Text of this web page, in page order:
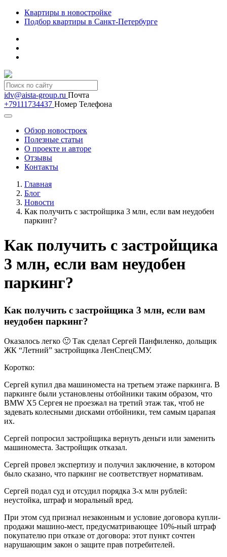
Квартиры в новостройке
Подбор квартиры в Санкт-Петербурге
idv@aista-group.ru Почта
+79111734437 Номер Телефона
Обзор новостроек
Полезные статьи
О проекте и авторе
Отзывы
Контакты
Главная
Блог
Новости
Как получить с застройщика 3 млн, если вам неудобен
паркинг?
Как получить с застройщика
3 млн, если вам неудобен
паркинг?
Как получить с застройщика 3 млн, если вам
неудобен паркинг?
Оказалось легко 🙂 Так сделал Сергей Панфиленко, дольщик
ЖК “Летний” застройщика ЛенСпецСМУ.
Коротко:
Сергей купил два машиноместа на третьем этаже паркинга. В
паркинге были установлены отбойники таким образом, что
BMW X5 Сергея не проезжал на третий этаж так, чтоб не
задевать колесными дисками отбойники, тем самым царапая
их.
Сергей попросил застройщика вернуть деньги или заменить
машиноместа. Застройщик отказал.
Сергей провел экспертизу и получил заключение, в котором
было сказано, что паркинг не соответствует нормативам.
Сергей подал суд и отсудил порядка 3-х млн рублей:
неустойка, штраф и моральный вред.
При этом суд признал незаконным и условие договора купли-
продажи машино-мест, предусматривающее 10%-ный штраф
покупателю при отказе от договора: этот пункт сочтен
нарушающим закон о защите прав потребителей.